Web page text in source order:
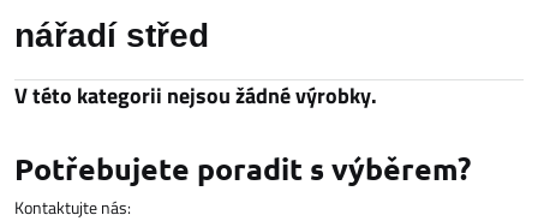
nářadí střed
Potřebujete poradit s výběrem?
Kontaktujte nás: